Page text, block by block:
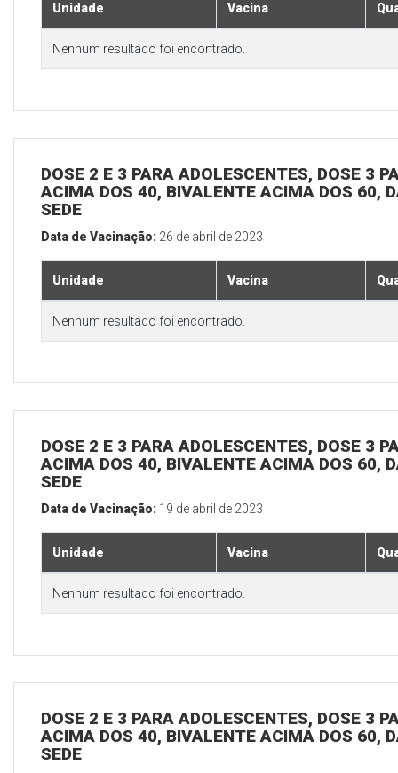
Unidade Vacina
Nenhum resultado foi encontrado.
DOSE 2 E 3 PARA ADOLESCENTES, DOSE 3
ACIMA DOS 40, BIVALENTE ACIMA DOS 60,
SEDE
Data de Vacinação: 26 de abril de 2023
Unidade Vacina
Nenhum resultado foi encontrado.
DOSE 2 E 3 PARA ADOLESCENTES, DOSE 3
ACIMA DOS 40, BIVALENTE ACIMA DOS 60,
SEDE
Data de Vacinação: 19 de abril de 2023
Unidade Vacina
Nenhum resultado foi encontrado.
DOSE 2 E 3 PARA ADOLESCENTES, DOSE 3
ACIMA DOS 40, BIVALENTE ACIMA DOS 60,
SEDE